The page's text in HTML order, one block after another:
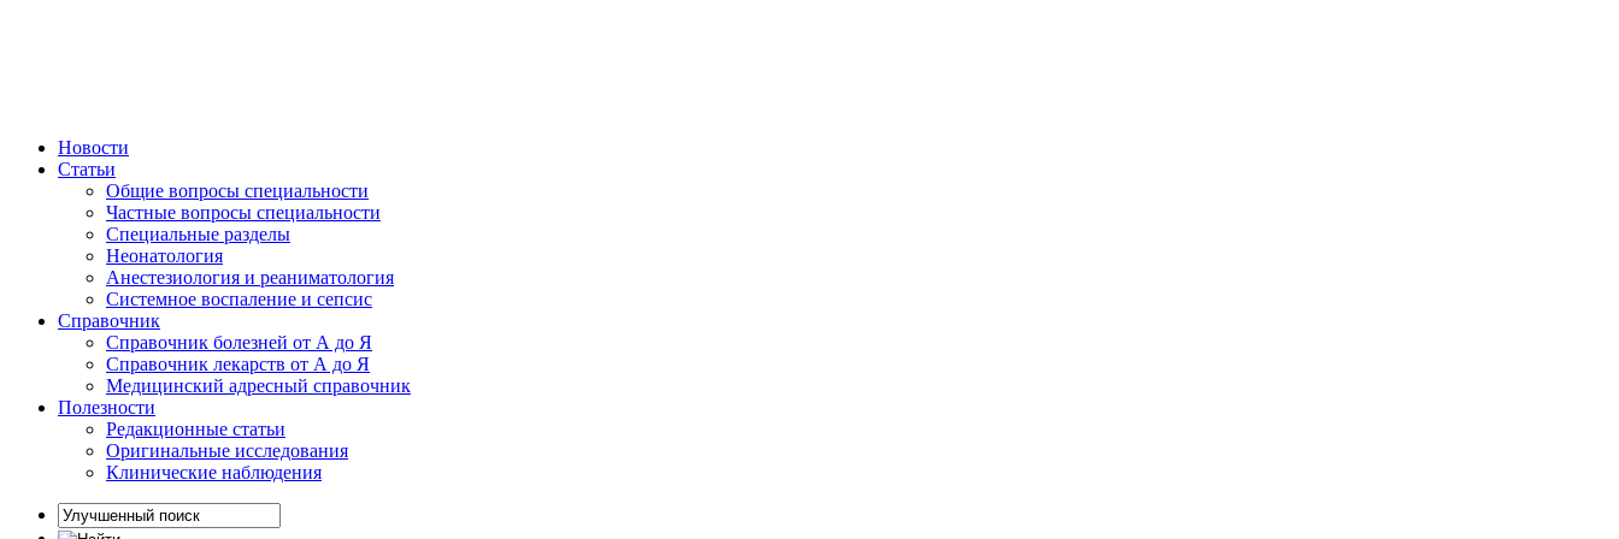
Новости
Статьи
Общие вопросы специальности
Частные вопросы специальности
Специальные разделы
Неонатология
Анестезиология и реаниматология
Системное воспаление и сепсис
Справочник
Справочник болезней от А до Я
Справочник лекарств от А до Я
Медицинский адресный справочник
Полезности
Редакционные статьи
Оригинальные исследования
Клинические наблюдения